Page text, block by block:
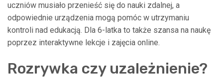
uczniów musiało przenieść się do nauki zdalnej, a
odpowiednie urządzenia mogą pomóc w utrzymaniu
kontroli nad edukacją. Dla 6-latka to także szansa na naukę
poprzez interaktywne lekcje i zajęcia online.
Rozrywka czy uzależnienie?